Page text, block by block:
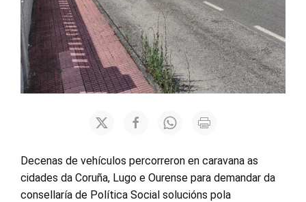
Decenas de vehículos percorreron en caravana as
cidades da Coruña, Lugo e Ourense para demandar da
consellaría de Política Social solucións pola